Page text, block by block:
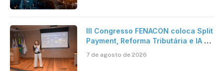
III Congresso FENACON coloca Split
Payment, Reforma Tributária e IA no
centro dos debates
7 de agosto de 2026